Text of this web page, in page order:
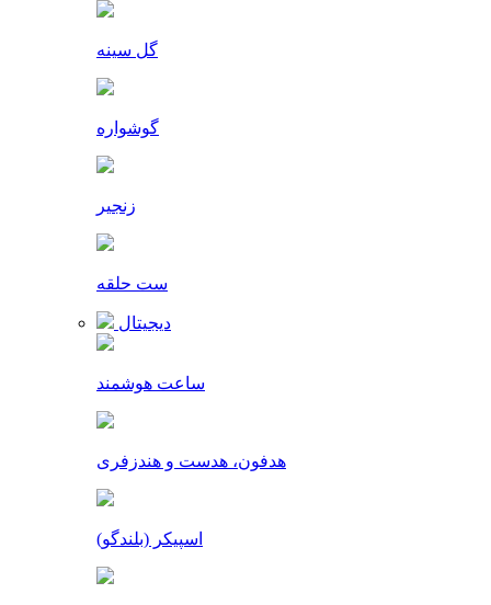
گل سینه
گوشواره
زنجیر
ست حلقه
دیجیتال
ساعت هوشمند
هدفون، هدست و هندزفری
اسپیکر (بلندگو)